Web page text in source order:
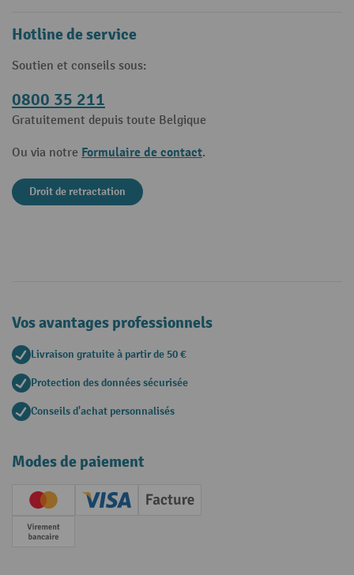
Hotline de service
Soutien et conseils sous:
0800 35 211
Gratuitement depuis toute Belgique
Ou via notre Formulaire de contact.
Droit de retractation
Vos avantages professionnels
Livraison gratuite à partir de 50 €
Protection des données sécurisée
Conseils d'achat personnalisés
Modes de paiement
Creditcard (Master)Creditcard (Visa)
Facture
Paiement anticipé